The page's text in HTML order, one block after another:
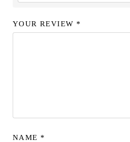
YOUR REVIEW *
NAME *